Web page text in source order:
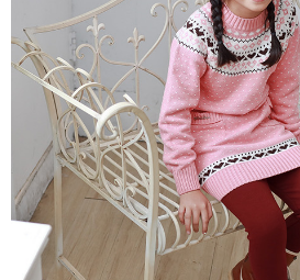
每筆NT$80，滿NT$2,000(含以上)免運費
宅配
每筆NT$80，滿NT$2,000(含以上)免運費